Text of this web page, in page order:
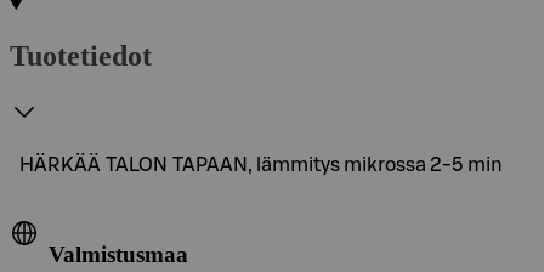
Tuotetiedot
HÄRKÄÄ TALON TAPAAN, lämmitys mikrossa 2-5 min
Valmistusmaa